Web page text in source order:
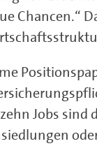
Chancen.“
Jobs